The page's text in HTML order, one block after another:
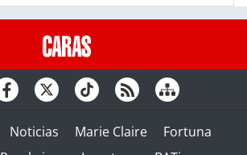
Noticias Marie Claire
Fortuna